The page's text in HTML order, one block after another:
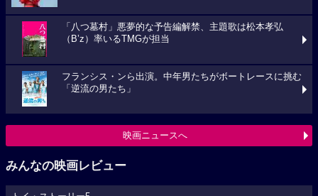
「八つ墓村」悪夢的な予告編解禁、主題歌は松本孝弘
（B’z）率いるTMGが担当
フランシス・ンら出演。中年男たちがボートレースに挑む
「逆流の男たち」
映画ニュースへ
みんなの映画レビュー